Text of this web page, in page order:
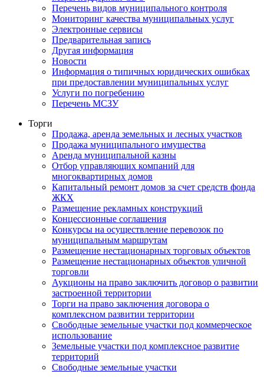
Перечень видов муниципального контроля
Мониторинг качества муниципальных услуг
Электронные сервисы
Предварительная запись
Другая информация
Новости
Информация о типичных юридических ошибках
при предоставлении муниципальных услуг
Услуги по погребению
Перечень МСЗУ
Торги
Продажа, аренда земельных и лесных участков
Продажа муниципального имущества
Аренда муниципальной казны
Отбор управляющих компаний для
многоквартирных домов
Капитальный ремонт домов за счет средств фонда
ЖКХ
Размещение рекламных конструкций
Концессионные соглашения
Конкурсы на осуществление перевозок по
муниципальным маршрутам
Размещение нестационарных торговых объектов
Размещение нестационарных объектов уличной
торговли
Аукционы на право заключить договор о развитии
застроенной территории
Торги на право заключения договора о
комплексном развитии территории
Свободные земельные участки под коммерческое
использование
Земельные участки под комплексное развитие
территорий
Свободные земельные участки